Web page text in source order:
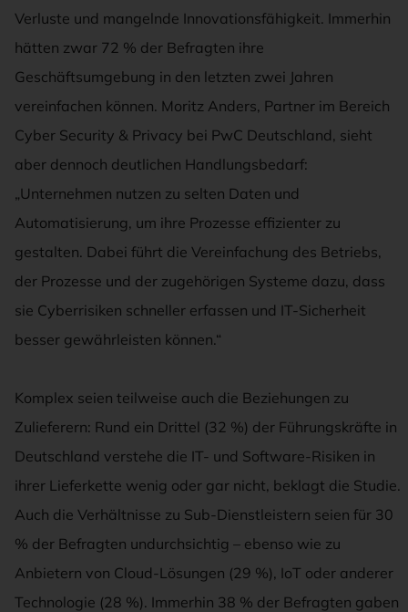
Verluste und mangelnde Innovationsfähigkeit. Immerhin
hätten zwar 72 % der Befragten ihre
Geschäftsumgebung in den letzten zwei Jahren
vereinfachen können. Moritz Anders, Partner im Bereich
Cyber Security & Privacy bei PwC Deutschland, sieht
aber dennoch deutlichen Handlungsbedarf:
„Unternehmen nutzen zu selten Daten und
Automatisierung, um ihre Prozesse effizienter zu
gestalten. Dabei führt die Vereinfachung des Betriebs,
der Prozesse und der zugehörigen Systeme dazu, dass
sie Cyberrisiken schneller erfassen und IT-Sicherheit
besser gewährleisten können.“
Komplex seien teilweise auch die Beziehungen zu
Zulieferern: Rund ein Drittel (32 %) der Führungskräfte in
Deutschland verstehe die IT- und Software-Risiken in
ihrer Lieferkette wenig oder gar nicht, beklagt die Studie.
Auch die Verhältnisse zu Sub-Dienstleistern seien für 30
% der Befragten undurchsichtig – ebenso wie zu
Anbietern von Cloud-Lösungen (29 %), IoT oder anderer
Technologie (28 %). Immerhin 38 % der Befragten gaben